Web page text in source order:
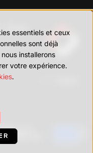
Šramlessentiels et ceux
sont déjà
installerons
votre expérience.
.